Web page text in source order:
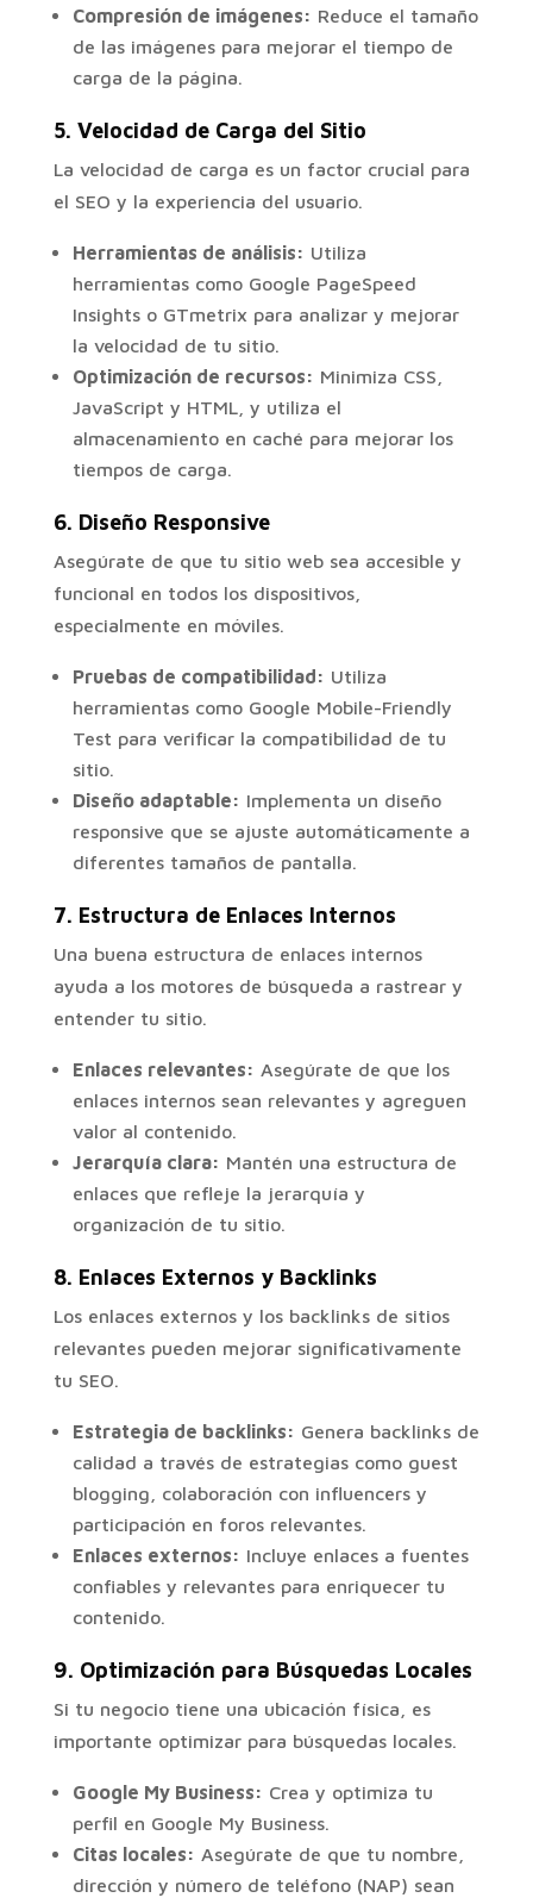
Compresión de imágenes: Reduce el tamaño
de las imágenes para mejorar el tiempo de
carga de la página.
5. Velocidad de Carga del Sitio
La velocidad de carga es un factor crucial para
el SEO y la experiencia del usuario.
Herramientas de análisis: Utiliza
herramientas como Google PageSpeed
Insights o GTmetrix para analizar y mejorar
la velocidad de tu sitio.
Optimización de recursos: Minimiza CSS,
JavaScript y HTML, y utiliza el
almacenamiento en caché para mejorar los
tiempos de carga.
6. Diseño Responsive
Asegúrate de que tu sitio web sea accesible y
funcional en todos los dispositivos,
especialmente en móviles.
Pruebas de compatibilidad: Utiliza
herramientas como Google Mobile-Friendly
Test para verificar la compatibilidad de tu
sitio.
Diseño adaptable: Implementa un diseño
responsive que se ajuste automáticamente a
diferentes tamaños de pantalla.
7. Estructura de Enlaces Internos
Una buena estructura de enlaces internos
ayuda a los motores de búsqueda a rastrear y
entender tu sitio.
Enlaces relevantes: Asegúrate de que los
enlaces internos sean relevantes y agreguen
valor al contenido.
Jerarquía clara: Mantén una estructura de
enlaces que refleje la jerarquía y
organización de tu sitio.
8. Enlaces Externos y Backlinks
Los enlaces externos y los backlinks de sitios
relevantes pueden mejorar significativamente
tu SEO.
Estrategia de backlinks: Genera backlinks de
calidad a través de estrategias como guest
blogging, colaboración con influencers y
participación en foros relevantes.
Enlaces externos: Incluye enlaces a fuentes
confiables y relevantes para enriquecer tu
contenido.
9. Optimización para Búsquedas Locales
Si tu negocio tiene una ubicación física, es
importante optimizar para búsquedas locales.
Google My Business: Crea y optimiza tu
perfil en Google My Business.
Citas locales: Asegúrate de que tu nombre,
dirección y número de teléfono (NAP) sean